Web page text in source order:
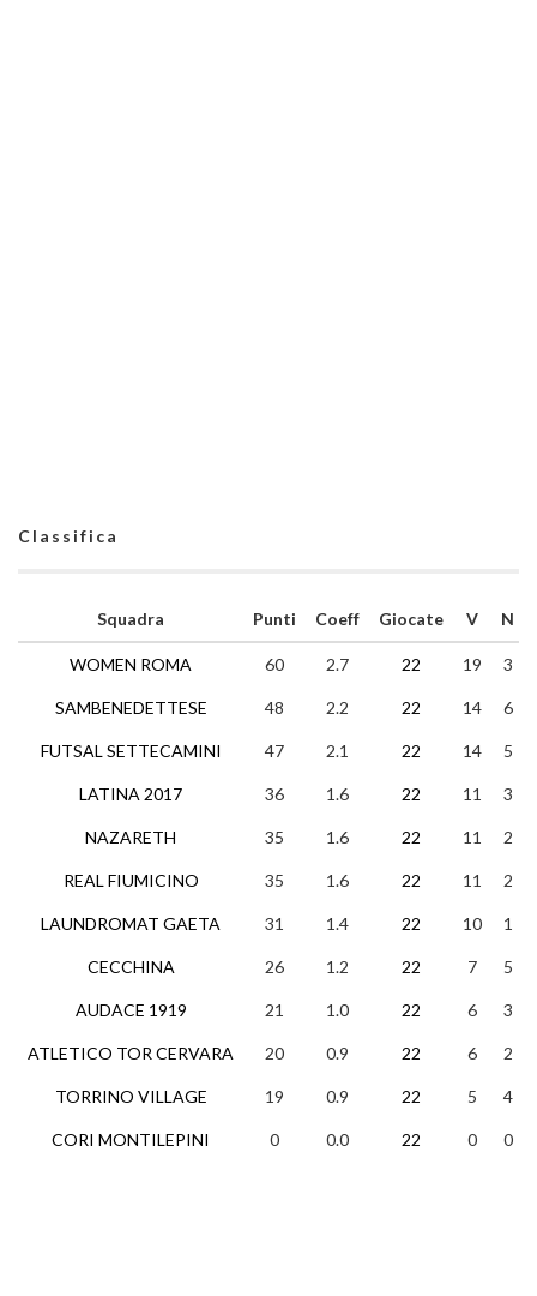
Classifica
Squadra
WOMEN ROMA
SAMBENEDETTESE
FUTSAL SETTECAMINI
LATINA 2017
NAZARETH
REAL FIUMICINO
LAUNDROMAT GAETA
CECCHINA
AUDACE 1919
ATLETICO TOR CERVARA
TORRINO VILLAGE
CORI MONTILEPINI
Punti Coeff Giocate V N
60 2.7 22 19 3
48 2.2 22 14 6
47 2.1 22 14 5
36 1.6 22 11 3
35 1.6 22 11 2
35 1.6 22 11 2
31 1.4 22 10 1
26 1.2 22 7 5
21 1.0 22 6 3
20 0.9 22 6 2
19 0.9 22 5 4
0 0.0 22 0 0